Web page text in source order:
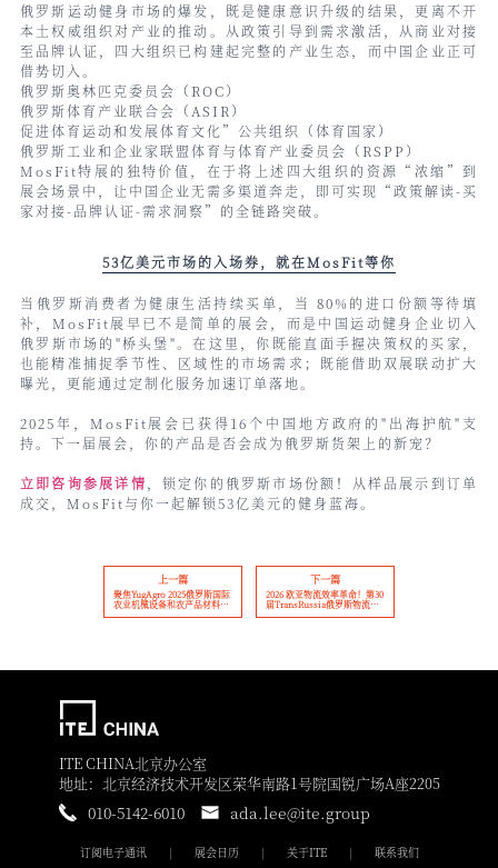
俄罗斯运动健身市场的爆发，既是健康意识升级的结果，更离不开
本土权威组织对产业的推动。从政策引导到需求激活，从商业对接
至品牌认证，四大组织已构建起完整的产业生态，而中国企业正可
借势切入。
俄罗斯奥林匹克委员会（ROC）
俄罗斯体育产业联合会（ASIR）
促进体育运动和发展体育文化”公共组织（体育国家）
俄罗斯工业和企业家联盟体育与体育产业委员会（RSPP）
MosFit特展的独特价值，在于将上述四大组织的资源“浓缩”到
展会场景中，让中国企业无需多渠道奔走，即可实现“政策解读-买
家对接-品牌认证-需求洞察”的全链路突破。
53亿美元市场的入场券， 就在MosFit等你
当俄罗斯消费者为健康生活持续买单，当 80%的进口份额等待填
补，MosFit展早已不是简单的展会，而是中国运动健身企业切入
俄罗斯市场的"桥头堡"。在这里，你既能直面手握决策权的买家，
也能精准捕捉季节性、区域性的市场需求；既能借助双展联动扩大
曝光，更能通过定制化服务加速订单落地。
2025年，MosFit展会已获得16个中国地方政府的"出海护航"支
持。下一届展会，你的产品是否会成为俄罗斯货架上的新宠？
立即咨询参展详情，锁定你的俄罗斯市场份额！从样品展示到订单
成交，MosFit与你一起解锁53亿美元的健身蓝海。
上一篇
聚焦YugAgro 2025俄罗斯国际
农业机械设备和农产品材料展
会开幕现场！40余家企业展
下一篇
2026 欧亚物流效率革命！第30
届TransRussia俄罗斯物流展
&Skladtech同期联动，中国仓
ITE CHINA北京办公室
地址：北京经济技术开发区荣华南路1号院国锐广场A座2205
010-5142-6010 ada.lee@ite.group
订阅电子通讯 展会日历 关于ITE 联系我们